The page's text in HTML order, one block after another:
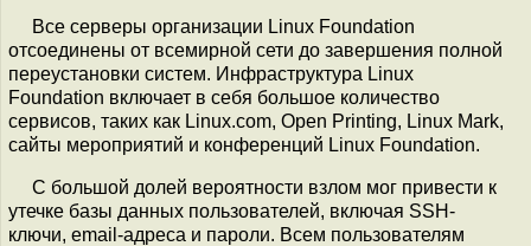
Все серверы организации Linux Foundation
отсоединены от всемирной сети до завершения полной
переустановки систем. Инфраструктура Linux
Foundation включает в себя большое количество
сервисов, таких как Linux.com, Open Printing, Linux Mark,
сайты мероприятий и конференций Linux Foundation.
С большой долей вероятности взлом мог привести к
утечке базы данных пользователей, включая SSH-
ключи, email-адреса и пароли. Всем пользователям